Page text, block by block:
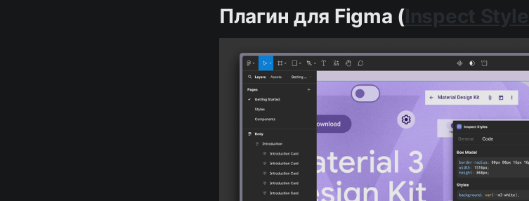
Плагин для Figma (Inspect Styles